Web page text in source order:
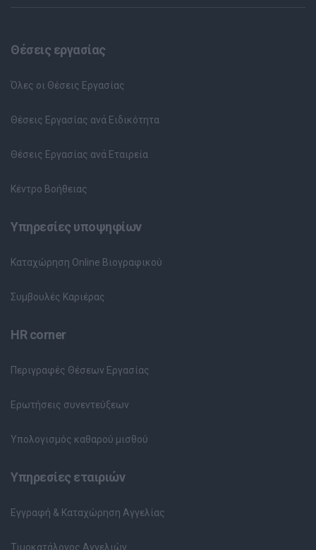
Θέσεις εργασίας
Όλες οι Θέσεις Εργασίας
Θέσεις Εργασίας ανά Ειδικότητα
Θέσεις Εργασίας ανά Εταιρεία
Κέντρο Βοήθειας
Υπηρεσίες υποψηφίων
Καταχώρηση Online Βιογραφικού
Συμβουλές Καριέρας
HR corner
Περιγραφές Θέσεων Εργασίας
Ερωτήσεις συνεντεύξεων
Υπολογισμός καθαρού μισθού
Υπηρεσίες εταιριών
Εγγραφή & Καταχώρηση Αγγελίας
Τιμοκατάλογος Αγγελιών